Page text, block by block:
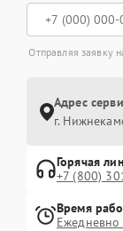
Отправляя заявку
Адрес
г.
Горячая
+7 (800)
Время